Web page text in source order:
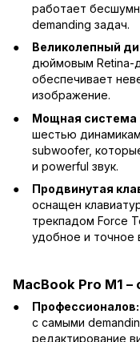
работает
demanding задач.
Великолепный
дюймовым Retina-
обеспечивает
изображение.
Мощная система
шестью
subwoofer,
и powerful звук.
Продвинутая
оснащен
трекпадом Force
удобное и точное
MacBook Pro M1
Профессионалов:
с самыми
редактирование